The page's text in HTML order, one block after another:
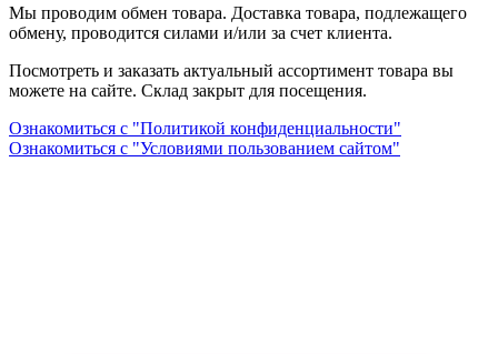
Мы проводим обмен товара. Доставка товара, подлежащего
обмену, проводится силами и/или за счет клиента.
Посмотреть и заказать актуальный ассортимент товара вы
можете на сайте. Склад закрыт для посещения.
Ознакомиться с "Политикой конфиденциальности"
Ознакомиться с "Условиями пользованием сайтом"